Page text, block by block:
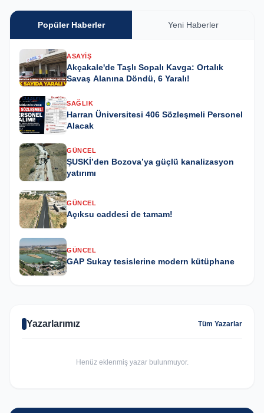
Popüler Haberler Yeni Haberler
ASAYIŞ
Akçakale'de Taşlı Sopalı Kavga: Ortalık
Savaş Alanına Döndü, 6 Yaralı!
SAĞLIK
Harran Üniversitesi 406 Sözleşmeli Personel
Alacak
GÜNCEL
ŞUSKİ’den Bozova’ya güçlü kanalizasyon
yatırımı
GÜNCEL
Açıksu caddesi de tamam!
GÜNCEL
GAP Sukay tesislerine modern kütüphane
Yazarlarımız Tüm Yazarlar
Henüz eklenmiş yazar bulunmuyor.